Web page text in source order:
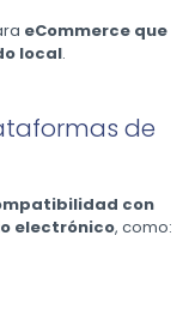
eCommerce que
local.
de
con
electrónico, como: